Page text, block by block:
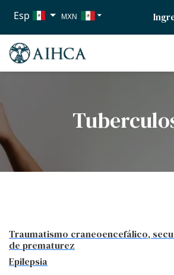
Esp MXN
EUR
Traumatismo craneoencefálico,
de prematurez
Epilepsia